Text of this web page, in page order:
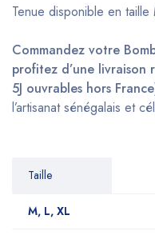
Tenue disponible en
Commandez votre
profitez d’une livraison
5J ouvrables hors
l’artisanat sénégalais et
Taille
M, L, XL